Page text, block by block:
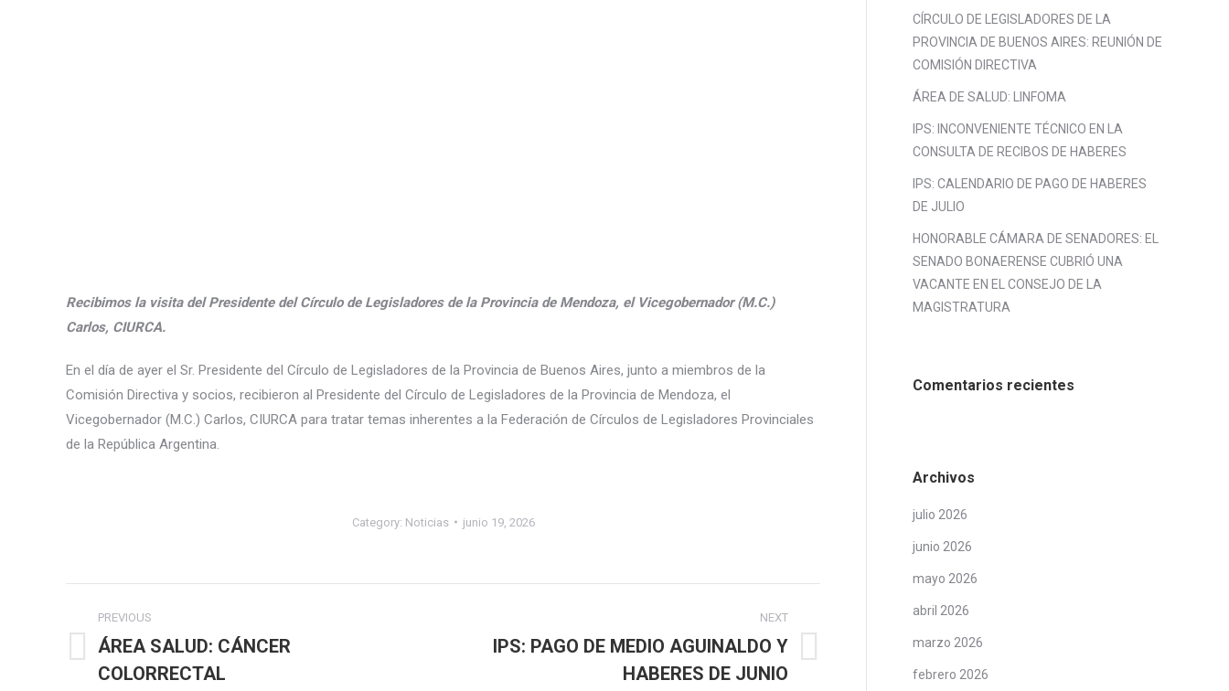
Recibimos la visita del Presidente del Círculo de Legisladores de la Provincia de Mendoza, el Vicegobernador (M.C.)
Carlos, CIURCA.
En el día de ayer el Sr. Presidente del Círculo de Legisladores de la Provincia de Buenos Aires, junto a miembros de la
Comisión Directiva y socios, recibieron al Presidente del Círculo de Legisladores de la Provincia de Mendoza, el
Vicegobernador (M.C.) Carlos, CIURCA para tratar temas inherentes a la Federación de Círculos de Legisladores Provinciales
de la República Argentina.
Category: Noticias junio 19, 2026
navigation
PREVIOUS
Previous
post:
ÁREA SALUD: CÁNCER
COLORRECTAL
NEXT
Next
IPS: PAGO DE MEDIO AGUINALDO Y
HABERES DE JUNIO
CÍRCULO DE LEGISLADORES DE LA
PROVINCIA DE BUENOS AIRES: REUNIÓN DE
COMISIÓN DIRECTIVA
ÁREA DE SALUD: LINFOMA
IPS: INCONVENIENTE TÉCNICO EN LA
CONSULTA DE RECIBOS DE HABERES
IPS: CALENDARIO DE PAGO DE HABERES
DE JULIO
HONORABLE CÁMARA DE SENADORES: EL
SENADO BONAERENSE CUBRIÓ UNA
VACANTE EN EL CONSEJO DE LA
MAGISTRATURA
Comentarios recientes
Archivos
julio 2026
junio 2026
mayo 2026
abril 2026
marzo 2026
febrero 2026